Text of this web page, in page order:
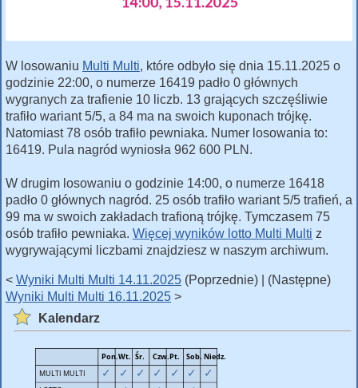
W losowaniu Multi Multi, które odbyło się dnia 15.11.2025 o
godzinie 22:00, o numerze 16419 padło 0 głównych
wygranych za trafienie 10 liczb. 13 grających szczęśliwie
trafiło wariant 5/5, a 84 ma na swoich kuponach trójkę.
Natomiast 78 osób trafiło pewniaka. Numer losowania to:
16419. Pula nagród wyniosła 962 600 PLN.
W drugim losowaniu o godzinie 14:00, o numerze 16418
padło 0 głównych nagród. 25 osób trafiło wariant 5/5 trafień, a
99 ma w swoich zakładach trafioną trójkę. Tymczasem 75
osób trafiło pewniaka. Więcej wyników lotto Multi Multi z
wygrywającymi liczbami znajdziesz w naszym archiwum.
< Wyniki Multi Multi 14.11.2025 (Poprzednie) | (Następne)
Wyniki Multi Multi 16.11.2025 >
Kalendarz